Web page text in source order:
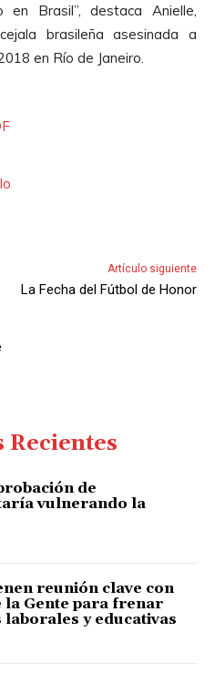
Brasil”, destaca Anielle,
brasileña asesinada a
en Río de Janeiro.
Artículo siguiente
La Fecha del Fútbol de Honor
de
vulnerando la
reunión clave con
la Gente para frenar
y educativas